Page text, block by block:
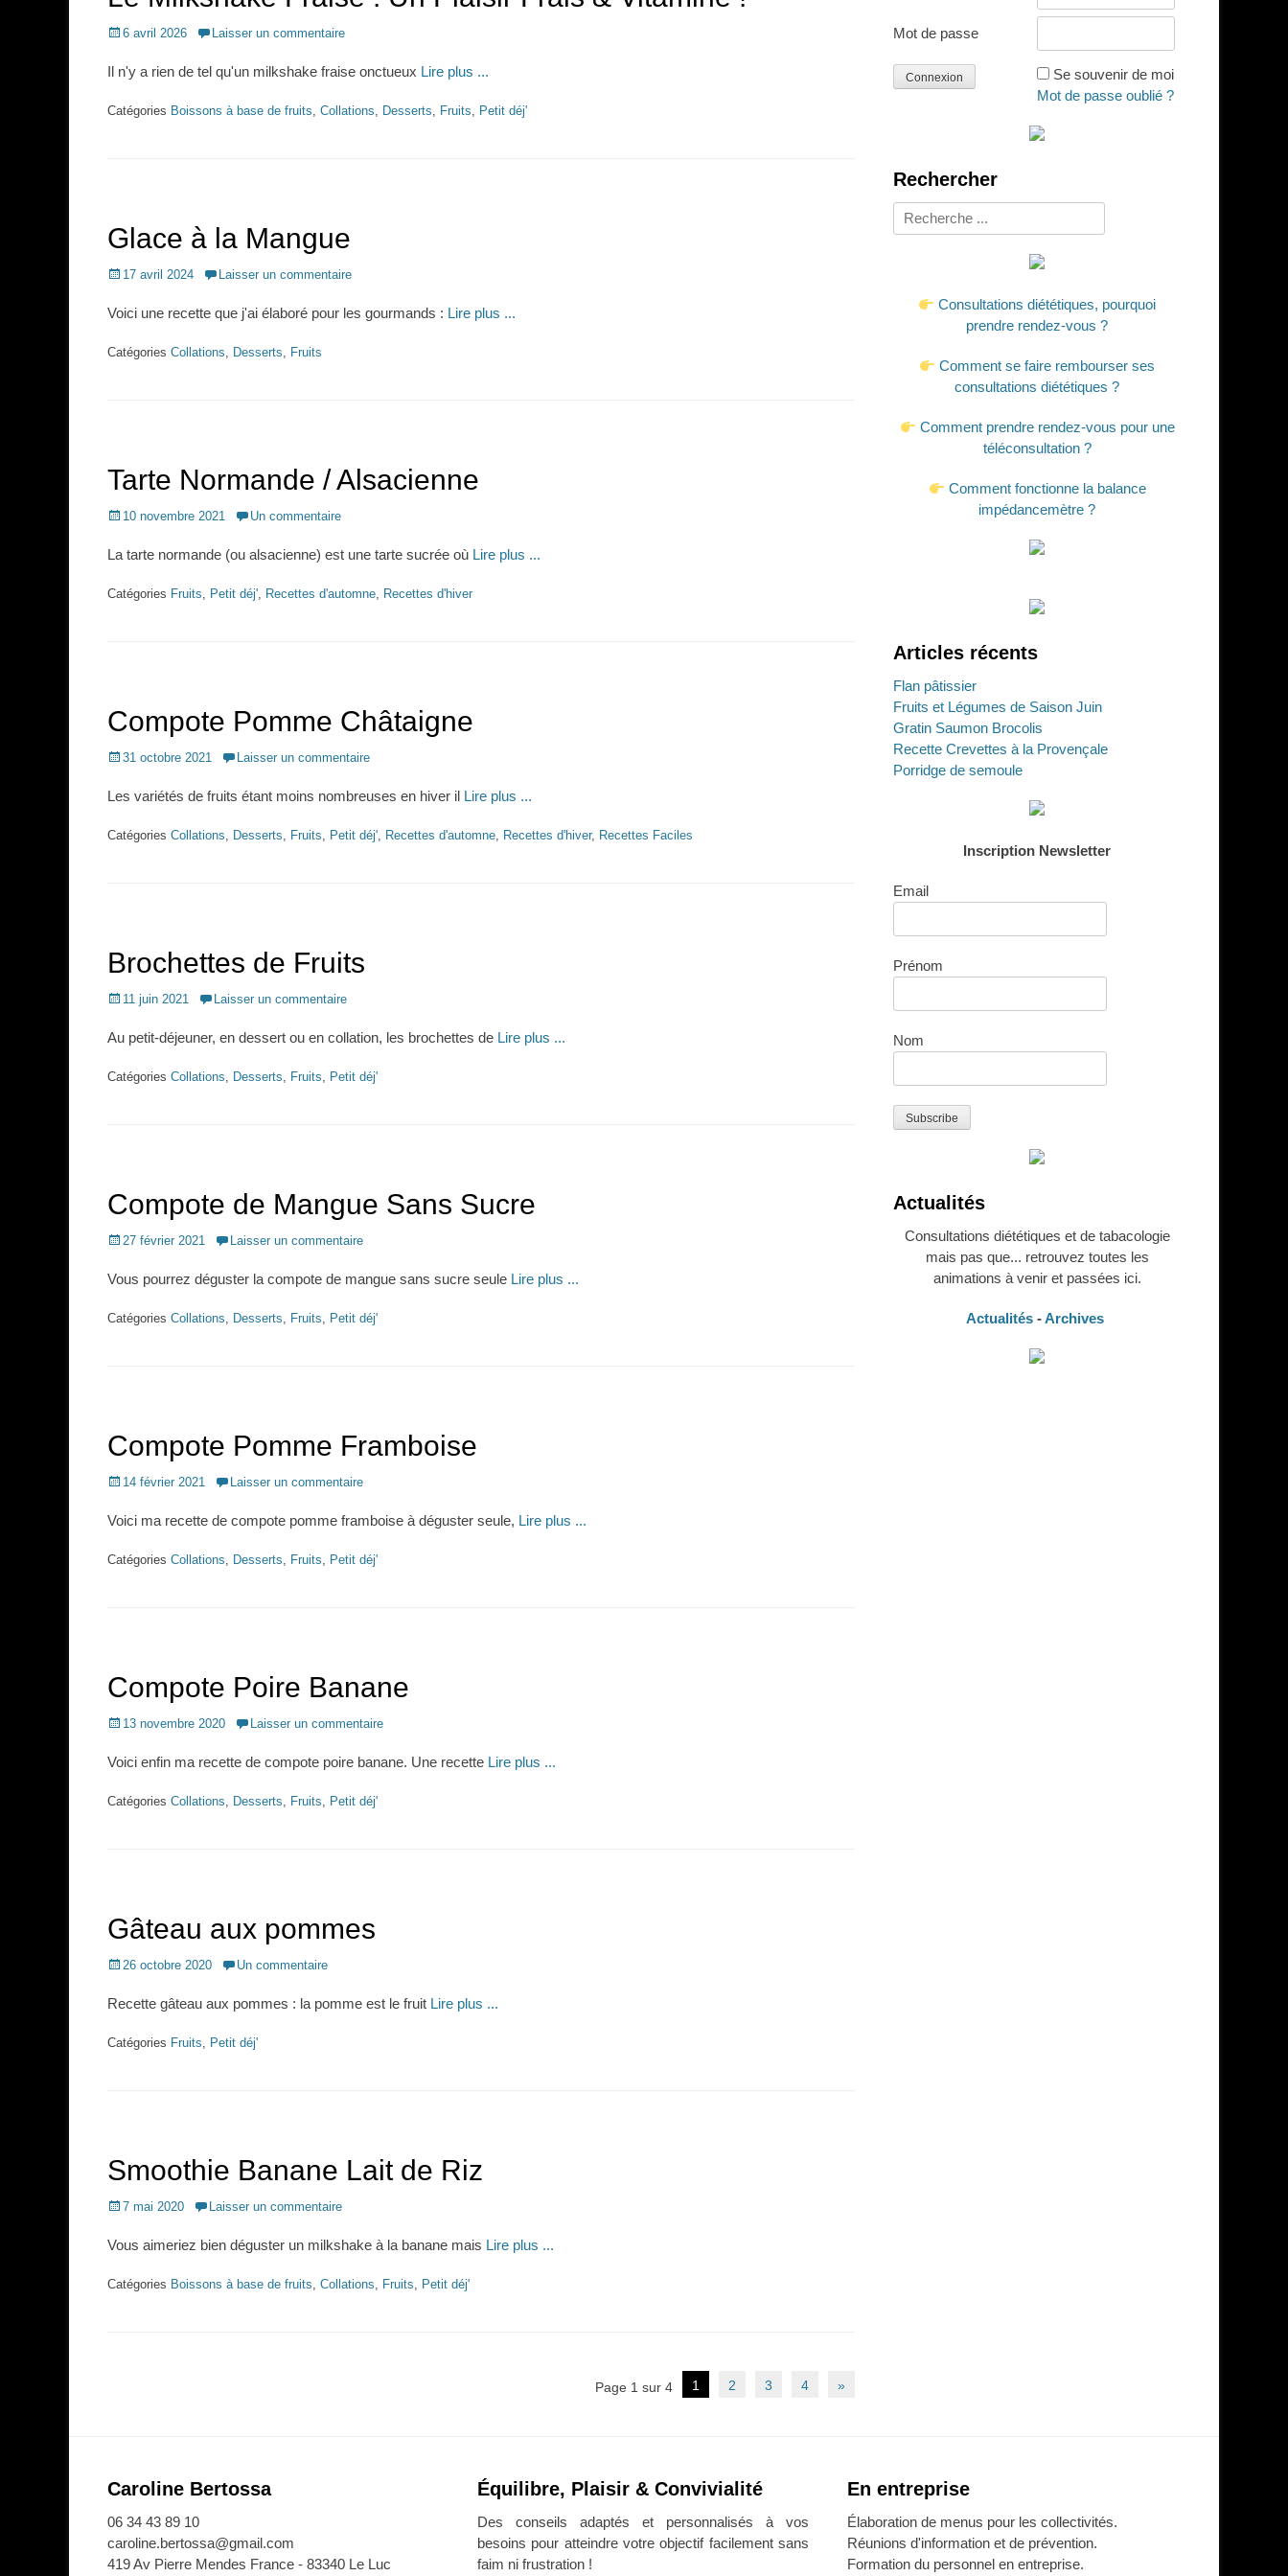
Posted
6 avril 2026 Laisser un commentaire
Il n'y a rien de tel qu'un milkshake fraise onctueux Lire plus ...
Catégories Boissons à base de fruits, Collations, Desserts, Fruits, Petit déj'
Glace à la Mangue
Posted
17 avril 2024 Laisser un commentaire
Voici une recette que j'ai élaboré pour les gourmands : Lire plus ...
Catégories Collations, Desserts, Fruits
Tarte Normande / Alsacienne
Posted
10 novembre 2021 Un commentaire
La tarte normande (ou alsacienne) est une tarte sucrée où Lire plus ...
Catégories Fruits, Petit déj', Recettes d'automne, Recettes d'hiver
Compote Pomme Châtaigne
Posted
31 octobre 2021 Laisser un commentaire
Les variétés de fruits étant moins nombreuses en hiver il Lire plus ...
Catégories Collations, Desserts, Fruits, Petit déj', Recettes d'automne, Recettes d'hiver, Recettes Faciles
Brochettes de Fruits
Posted
11 juin 2021 Laisser un commentaire
Au petit-déjeuner, en dessert ou en collation, les brochettes de Lire plus ...
Catégories Collations, Desserts, Fruits, Petit déj'
Compote de Mangue Sans Sucre
Posted
27 février 2021 Laisser un commentaire
Vous pourrez déguster la compote de mangue sans sucre seule Lire plus ...
Catégories Collations, Desserts, Fruits, Petit déj'
Compote Pomme Framboise
Posted
14 février 2021 Laisser un commentaire
Voici ma recette de compote pomme framboise à déguster seule, Lire plus ...
Catégories Collations, Desserts, Fruits, Petit déj'
Compote Poire Banane
Posted
13 novembre 2020 Laisser un commentaire
Voici enfin ma recette de compote poire banane. Une recette Lire plus ...
Catégories Collations, Desserts, Fruits, Petit déj'
Gâteau aux pommes
Posted
26 octobre 2020 Un commentaire
Recette gâteau aux pommes : la pomme est le fruit Lire plus ...
Catégories Fruits, Petit déj'
Smoothie Banane Lait de Riz
Posted
7 mai 2020 Laisser un commentaire
Vous aimeriez bien déguster un milkshake à la banane mais Lire plus ...
Catégories Boissons à base de fruits, Collations, Fruits, Petit déj'
Page 1 sur 4 1 2 3 4 »
Mot de passe
Se souvenir de moi
Mot de passe oublié ?
Rechercher
Rechercher :
Consultations diététiques, pourquoi
prendre rendez-vous ?
Comment se faire rembourser ses
consultations diététiques ?
Comment prendre rendez-vous pour une
téléconsultation ?
Comment fonctionne la balance
impédancemètre ?
Articles récents
Flan pâtissier
Fruits et Légumes de Saison Juin
Gratin Saumon Brocolis
Recette Crevettes à la Provençale
Porridge de semoule
Inscription Newsletter
Email
Prénom
Nom
Actualités
Consultations diététiques et de tabacologie
mais pas que... retrouvez toutes les
animations à venir et passées ici.
Actualités -Archives
Caroline Bertossa
06 34 43 89 10
caroline.bertossa@gmail.com
419 Av Pierre Mendes France - 83340 Le Luc
Équilibre, Plaisir & Convivialité
Des conseils adaptés et personnalisés à vos
besoins pour atteindre votre objectif facilement sans
faim ni frustration !
En entreprise
Élaboration de menus pour les collectivités.
Réunions d'information et de prévention.
Formation du personnel en entreprise.